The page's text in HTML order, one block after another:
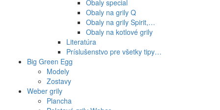
Obaly special
Obaly na grily Q
Obaly na grily Spirit,…
Obaly na kotlové grily
Literatúra
Príslušenstvo pre všetky tipy…
Big Green Egg
Modely
Zostavy
Weber grily
Plancha